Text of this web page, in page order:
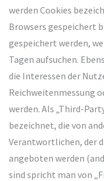
werden Cookies
Browsers gespeichert
gespeichert werden,
Tagen aufsuchen.
die Interessen der
Reichweitenmessung
werden. Als „Third-
bezeichnet, die von
Verantwortlichen, der
angeboten werden
sind spricht man von